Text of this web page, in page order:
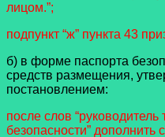
лицом.”;
подпункт “ж” пункта 43
б) в форме паспорта
средств размещения,
постановлением:
после слов
безопасности”